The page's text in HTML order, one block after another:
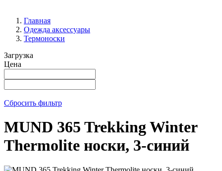
Главная
Одежда аксессуары
Термоноски
Загрузка
Цена
Сбросить фильтр
MUND 365 Trekking Winter
Thermolite носки, 3-синий